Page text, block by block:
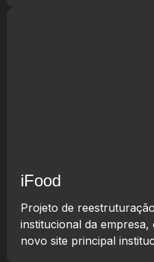
iFood
Projeto de
institucional da
novo site principal